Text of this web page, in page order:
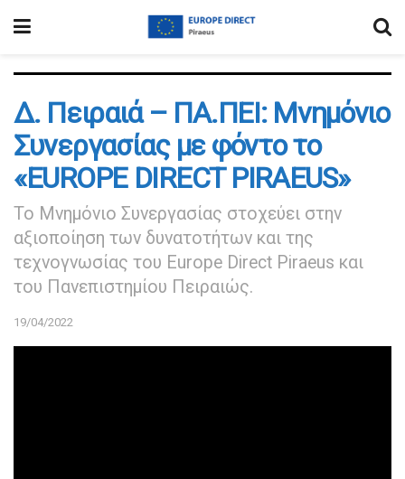
Δ. Πειραιά – ΠΑ.ΠΕΙ: Μνημόνιο
Συνεργασίας με φόντο το
«EUROPE DIRECT PIRAEUS»
Το Μνημόνιο Συνεργασίας στοχεύει στην
αξιοποίηση των δυνατοτήτων και της
τεχνογνωσίας του Europe Direct Piraeus και
του Πανεπιστημίου Πειραιώς.
19/04/2022